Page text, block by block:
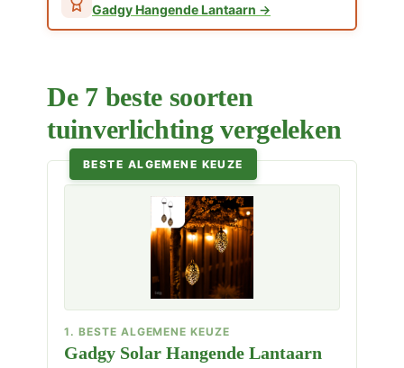
Gadgy Hangende Lantaarn
De 7 beste soorten
tuinverlichting vergeleken
BESTE ALGEMENE KEUZE
1. BESTE ALGEMENE KEUZE
Gadgy Solar Hangende Lantaarn